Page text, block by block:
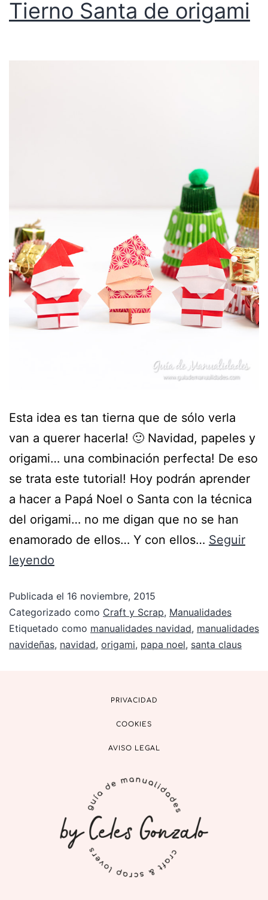
Tierno Santa de origami
Esta idea es tan tierna que de sólo verla
van a querer hacerla! 🙂 Navidad, papeles y
origami… una combinación perfecta! De eso
se trata este tutorial! Hoy podrán aprender
a hacer a Papá Noel o Santa con la técnica
del origami… no me digan que no se han
enamorado de ellos… Y con ellos… Seguir
leyendo
Publicada el 16 noviembre, 2015
Categorizado como Craft y Scrap, Manualidades
Etiquetado como manualidades navidad, manualidades
navideñas, navidad, origami, papa noel, santa claus
PRIVACIDAD
COOKIES
AVISO LEGAL